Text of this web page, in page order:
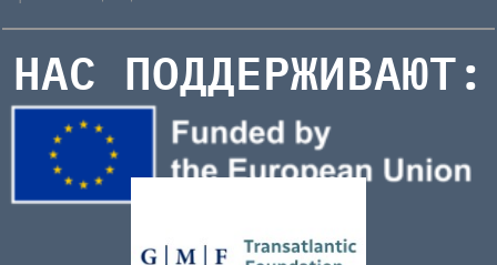
НАС ПОДДЕРЖИВАЮТ: